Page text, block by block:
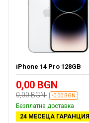
iPhone 14 Pro 128GB
0,00 BGN
0,00 BGN -0,00 BGN
Безплатна доставка
24 МЕСЕЦА ГАРАНЦИЯ